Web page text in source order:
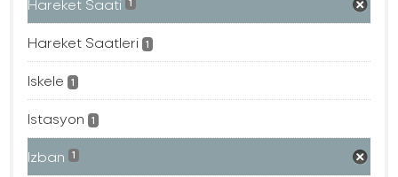
Hareket Saati 1
Hareket Saatleri 1
Iskele 1
Istasyon 1
Izban 1